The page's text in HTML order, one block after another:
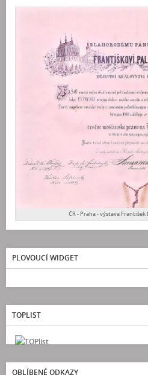
ČR - Praha - výstava František
PLOVOUCÍ WIDGET
TOPLIST
OBLÍBENÉ ODKAZY